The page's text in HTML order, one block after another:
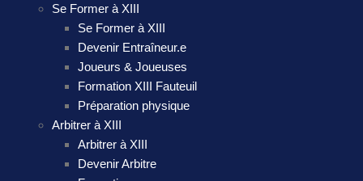
Se Former à XIII
Se Former à XIII
Devenir Entraîneur.e
Joueurs & Joueuses
Formation XIII Fauteuil
Préparation physique
Arbitrer à XIII
Arbitrer à XIII
Devenir Arbitre